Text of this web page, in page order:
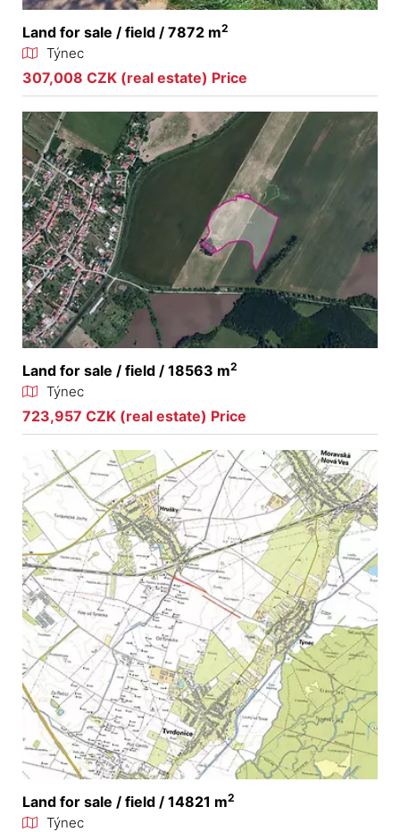
Land for sale / field / 7872 m2
Týnec
307,008 CZK (real estate) Price
Land for sale / field / 18563 m2
Týnec
723,957 CZK (real estate) Price
Land for sale / field / 14821 m2
Týnec